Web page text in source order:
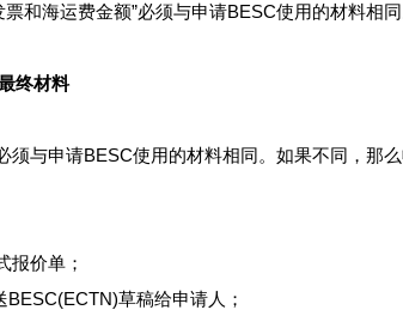
和海运费金额”必须与申请BESC使用的材料相
终材料
须与申请BESC使用的材料相同。如果不同，那
报价单；
草稿给申请人；